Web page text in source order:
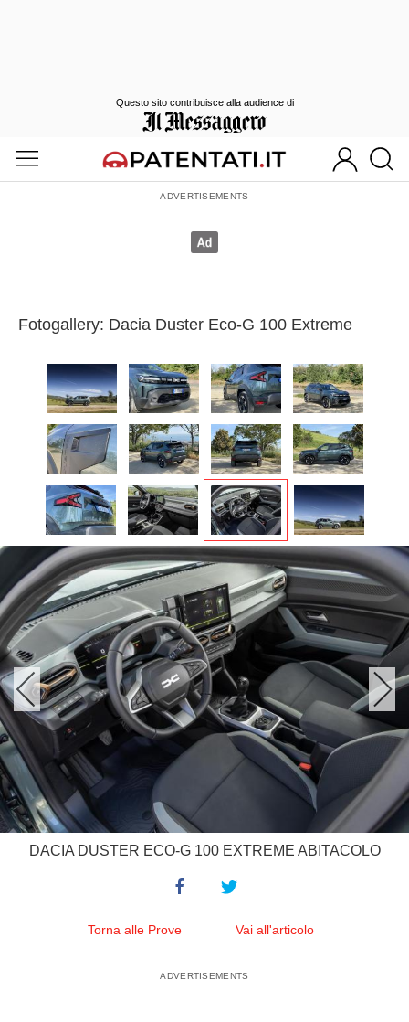
Fotogallery: Dacia Duster Eco-G 100 Extreme
DACIA DUSTER ECO-G 100 EXTREME ABITACOLO
Torna alle Prove Vai all'articolo
Questo sito contribuisce alla audience di